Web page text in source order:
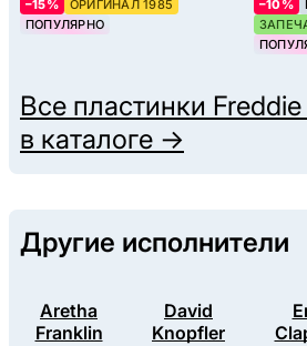
–15%
ОРИГИНАЛ 1985
ПОПУЛЯРНО
–10%
Все пластинки
в каталоге →
Другие исполнители
Aretha
Franklin
David
Knopfler